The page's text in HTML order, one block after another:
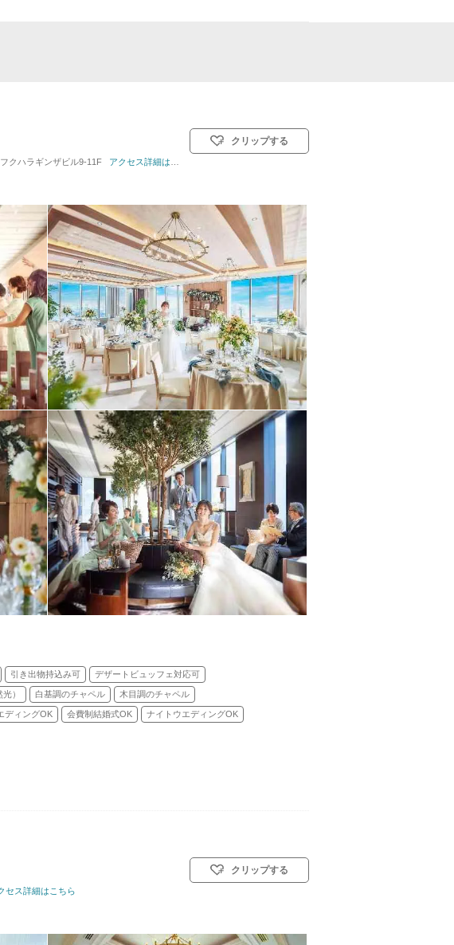
数: 着席：2名 ～ 128名 挙式スタイル: 教会式(キリスト教式)／人前式／仏前式
クハラギンザビル9-11F アクセス詳細はこちら
クリップする
引き出物持込み可 デザートビュッフェ対応可
） 白基調のチャペル 木目調のチャペル
ディングOK 会費制結婚式OK ナイトウエディングOK
挙式スタイル: 教会式(キリスト教式)／人前式／仏前式
セス詳細はこちら
クリップする